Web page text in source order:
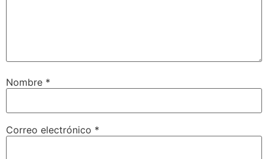
Nombre *
Correo electrónico *